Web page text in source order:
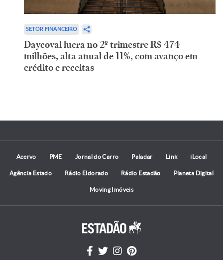
SETOR FINANCEIRO
Daycoval lucra no 2º trimestre R$ 474
milhões, alta anual de 11%, com avanço em
crédito e receitas
Acervo PME Jornal do Carro Paladar Link iLocal
Agência Estado Rádio Eldorado Rádio Estadão Planeta Digital
Moving Imóveis